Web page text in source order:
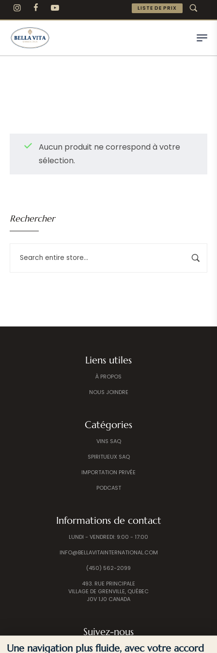
LISTE DE PRIX
Rechercher
Aucun produit ne correspond à votre
sélection.
Liens utiles
À PROPOS
NOUS JOINDRE
Catégories
VINS SAQ
SPIRITUEUX SAQ
IMPORTATION PRIVÉE
PODCAST
Informations de contact
LUNDI - VENDREDI: 9:00 - 17:00
INFO@BELLAVITAINTERNATIONAL.COM
(450) 562-2099
493. RUE PRINCIPALE
VILLAGE DE GRENVILLE, QUÉBEC
J0V 1J0 CANADA
Suivez-nous
Une navigation plus fluide, avec votre accord